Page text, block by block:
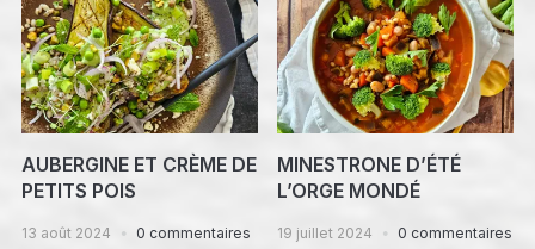
AUBERGINE ET CRÈME DE
PETITS POIS
13 août 2024 0 commentaires
MINESTRONE D’ÉTÉ
L’ORGE MONDÉ
19 juillet 2024 0 commentaires